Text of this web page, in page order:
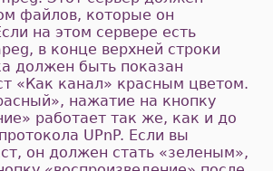
файлов, которые он
на этом сервере есть
в конце верхней строки
должен быть показан
«Как канал» красным цветом.
нажатие на кнопку
работает так же, как и до
UPnP. Если вы
он должен стать «зеленым»,